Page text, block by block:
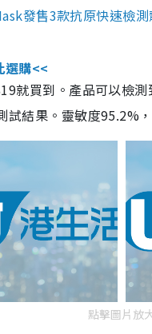
發售3款抗原快速檢
選購<<
就買到。產品可以檢
結果。靈敏度95.2%
點擊圖片放